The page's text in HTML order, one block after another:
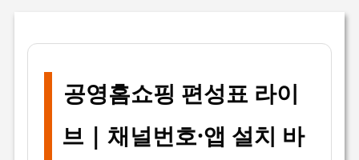
공영홈쇼핑 편성표 라이
브 | 채널번호·앱 설치 바